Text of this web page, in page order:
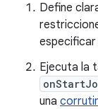
Define
Ejecuta la
una